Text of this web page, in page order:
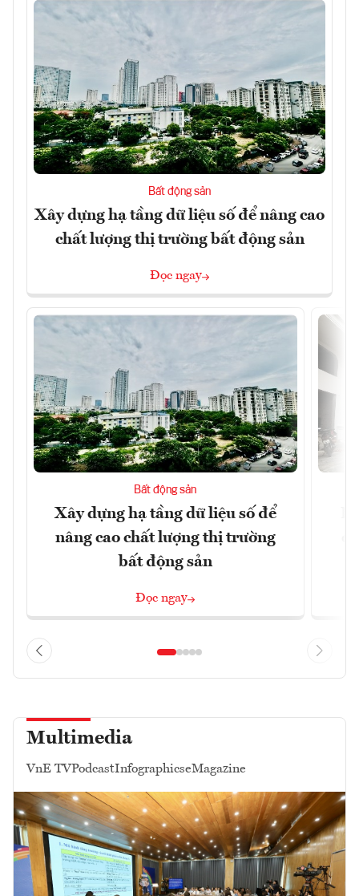
Bất động sản
Xây dựng hạ tầng dữ liệu số để nâng cao
chất lượng thị trường bất động sản
Đọc ngay
Bất động sản
Xây dựng hạ tầng dữ liệu số để
nâng cao chất lượng thị trường
bất động sản
Đọc ngay
Multimedia
VnE TVPodcastInfographicseMagazine